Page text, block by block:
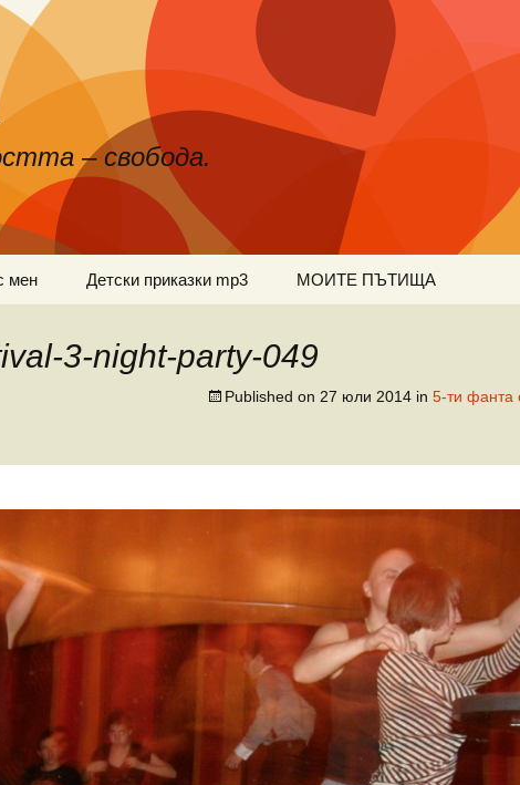
– свобода.
мен Детски приказки mp3 МОИТЕ ПЪТИЩА
3-night-party-049
Published on 27 юли 2014 in 5-ти фанта